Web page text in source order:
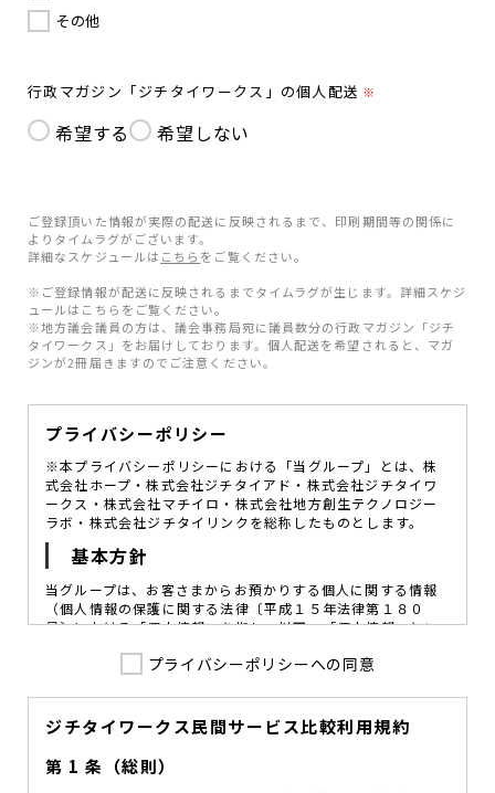
その他
行政マガジン「ジチタイワークス」の個人配送 ※
希望する 希望しない
ご登録頂いた情報が実際の配送に反映されるまで、印刷期間等の関係に
よりタイムラグがございます。
詳細なスケジュールは こちら をご覧ください。
※ご登録情報が配送に反映されるまでタイムラグが生じます。詳細スケジ
ュールはこちらをご覧ください。
※地方議会議員の方は、議会事務局宛に議員数分の行政マガジン「ジチ
タイワークス」をお届けしております。個人配送を希望されると、マガ
ジンが2冊届きますのでご注意ください。
プライバシーポリシー
※本プライバシーポリシーにおける「当グループ」とは、株
式会社ホープ・株式会社ジチタイアド・株式会社ジチタイワ
ークス・株式会社マチイロ・株式会社地方創生テクノロジー
ラボ・株式会社ジチタイリンクを総称したものとします。
基本方針
当グループは、お客さまからお預かりする個人に関する情報
（個人情報の保護に関する法律〔平成１５年法律第１８０
号〕における「個人情報」を指し、以下、「個人情報」とい
図ることが、重要な社会的責務であると考えております。
を定め、役員及び従業員に個人情報保護の重要性の認識と取
組みを徹底させることによって、個人情報の適切な取り扱い
に努めてまいります。
プライバシーポリシーへの同意
ジチタイワークス民間サービス比較利用規約
第 1 条（総則）